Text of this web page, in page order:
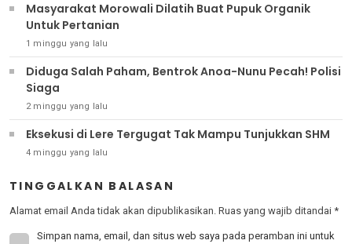
Masyarakat Morowali Dilatih Buat Pupuk Organik
Untuk Pertanian
1 minggu yang lalu
Diduga Salah Paham, Bentrok Anoa-Nunu Pecah! Polisi
Siaga
2 minggu yang lalu
Eksekusi di Lere Tergugat Tak Mampu Tunjukkan SHM
4 minggu yang lalu
TINGGALKAN BALASAN
Alamat email Anda tidak akan dipublikasikan. Ruas yang wajib ditandai *
Simpan nama, email, dan situs web saya pada peramban ini untuk